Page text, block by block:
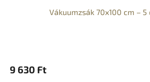
Vákuumzsák 70x100 cm – 5
9 630 Ft